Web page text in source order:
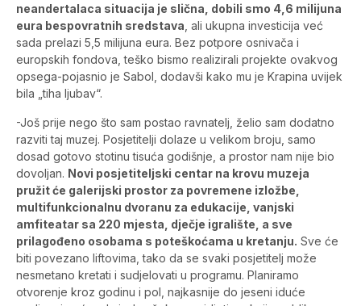
neandertalaca situacija je slična, dobili smo 4,6 milijuna
eura bespovratnih sredstava, ali ukupna investicija već
sada prelazi 5,5 milijuna eura. Bez potpore osnivača i
europskih fondova, teško bismo realizirali projekte ovakvog
opsega-pojasnio je Sabol, dodavši kako mu je Krapina uvijek
bila „tiha ljubav“.
-Još prije nego što sam postao ravnatelj, želio sam dodatno
razviti taj muzej. Posjetitelji dolaze u velikom broju, samo
dosad gotovo stotinu tisuća godišnje, a prostor nam nije bio
dovoljan. Novi posjetiteljski centar na krovu muzeja
pružit će galerijski prostor za povremene izložbe,
multifunkcionalnu dvoranu za edukacije, vanjski
amfiteatar sa 220 mjesta, dječje igralište, a sve
prilagođeno osobama s poteškoćama u kretanju. Sve će
biti povezano liftovima, tako da se svaki posjetitelj može
nesmetano kretati i sudjelovati u programu. Planiramo
otvorenje kroz godinu i pol, najkasnije do jeseni iduće